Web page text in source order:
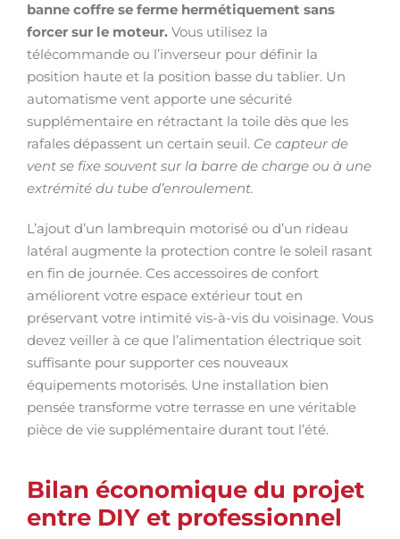
banne coffre se ferme hermétiquement sans
forcer sur le moteur. Vous utilisez la
télécommande ou l’inverseur pour définir la
position haute et la position basse du tablier. Un
automatisme vent apporte une sécurité
supplémentaire en rétractant la toile dès que les
rafales dépassent un certain seuil. Ce capteur de
vent se fixe souvent sur la barre de charge ou à une
extrémité du tube d’enroulement.
L’ajout d’un lambrequin motorisé ou d’un rideau
latéral augmente la protection contre le soleil rasant
en fin de journée. Ces accessoires de confort
améliorent votre espace extérieur tout en
préservant votre intimité vis-à-vis du voisinage. Vous
devez veiller à ce que l’alimentation électrique soit
suffisante pour supporter ces nouveaux
équipements motorisés. Une installation bien
pensée transforme votre terrasse en une véritable
pièce de vie supplémentaire durant tout l’été.
Bilan économique du projet
entre DIY et professionnel